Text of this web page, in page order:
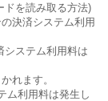
ドを読み取る方法)
決済システム利用
システム利用料は
れます。
ム利用料は発生し